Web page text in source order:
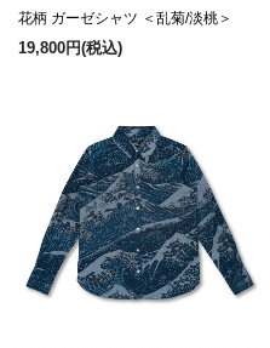
花柄 ガーゼシャツ ＜乱菊/淡桃＞
19,800円(税込)